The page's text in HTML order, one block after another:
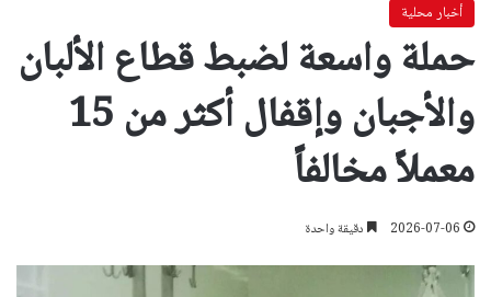
أخبار محلية
حملة واسعة لضبط قطاع الألبان
والأجبان وإقفال أكثر من 15
معملاً مخالفاً
2026-07-06 دقيقة واحدة